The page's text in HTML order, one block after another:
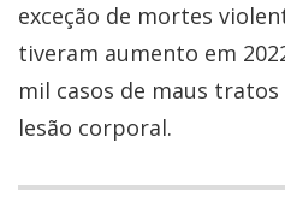
exceção de mortes
tiveram aumento em
mil casos de maus
lesão corporal.